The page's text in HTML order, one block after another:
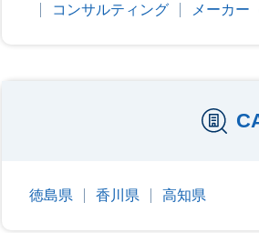
コンサルティング
メーカー
徳島県 香川県 高知県